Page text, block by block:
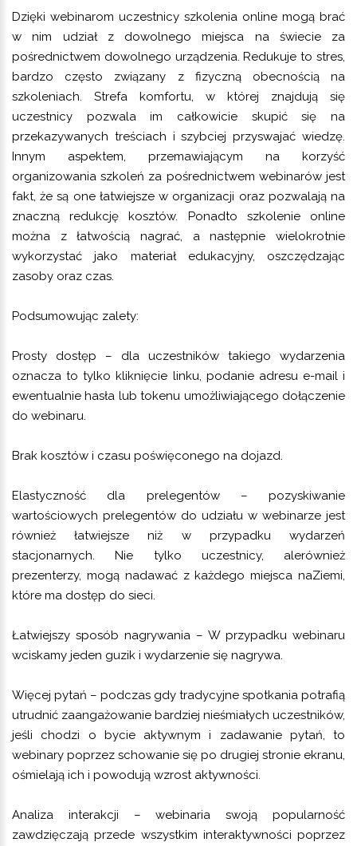
Dzięki webinarom uczestnicy szkolenia online mogą brać
w nim udział z dowolnego miejsca na świecie za
pośrednictwem dowolnego urządzenia. Redukuje to stres,
bardzo często związany z fizyczną obecnością na
szkoleniach. Strefa komfortu, w której znajdują się
uczestnicy pozwala im całkowicie skupić się na
przekazywanych treściach i szybciej przyswajać wiedzę.
Innym aspektem, przemawiającym na korzyść
organizowania szkoleń za pośrednictwem webinarów jest
fakt, że są one łatwiejsze w organizacji oraz pozwalają na
znaczną redukcję kosztów. Ponadto szkolenie online
można z łatwością nagrać, a następnie wielokrotnie
wykorzystać jako materiał edukacyjny, oszczędzając
zasoby oraz czas.
Podsumowując zalety:
Prosty dostęp – dla uczestników takiego wydarzenia
oznacza to tylko kliknięcie linku, podanie adresu e-mail i
ewentualnie hasła lub tokenu umożliwiającego dołączenie
do webinaru.
Brak kosztów i czasu poświęconego na dojazd.
Elastyczność dla prelegentów – pozyskiwanie
wartościowych prelegentów do udziału w webinarze jest
również łatwiejsze niż w przypadku wydarzeń
stacjonarnych. Nie tylko uczestnicy, alerównież
prezenterzy, mogą nadawać z każdego miejsca naZiemi,
które ma dostęp do sieci.
Łatwiejszy sposób nagrywania – W przypadku webinaru
wciskamy jeden guzik i wydarzenie się nagrywa.
Więcej pytań – podczas gdy tradycyjne spotkania potrafią
utrudnić zaangażowanie bardziej nieśmiałych uczestników,
jeśli chodzi o bycie aktywnym i zadawanie pytań, to
webinary poprzez schowanie się po drugiej stronie ekranu,
ośmielają ich i powodują wzrost aktywności.
Analiza interakcji – webinaria swoją popularność
zawdzięczają przede wszystkim interaktywności poprzez